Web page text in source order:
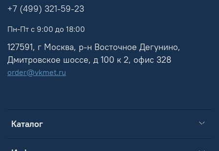
Каталог
+7 (499) 321-59-23
Пн-Пт с 9:00 до 18:00
127591, г Москва, р-н Восточное Дегунино,
Дмитровское шоссе, д 100 к 2, офис 328
order@vkmet.ru